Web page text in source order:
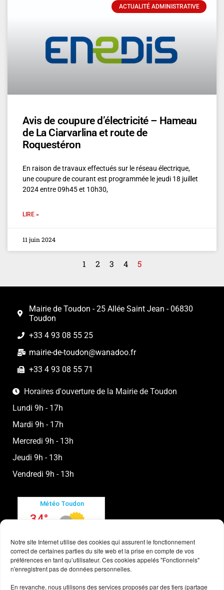
Notre site Internet utilise des cookies qui assurent le fonctionnement
correct de certaines parties du site web et la prise en compte de vos
préférences en tant qu’utilisateur. Ces cookies appelés "Fonctionnels"
n'enregistrent pas de données personnelles.
En revanche, nous utilisons des services proposés par des tiers (partage
ACTUALITÉ ADMINISTRATIVE
Avis de coupure d’électricité – Hameau
de La Ciarvarlina et route de
Roquestéron
En raison de travaux effectués sur le réseau électrique,
une coupure de courant est programmée le jeudi 18 juillet
2024 entre 09h45 et 10h30,
LIRE »
11 juin 2024
1 2 3 4 5
Mairie de Toudon - 25 Allée Saint Jean - 06830
Toudon
+33 4 93 08 55 25
mairie-de-toudon@wanadoo.fr
+33 4 93 08 55 71
Horaires d'ouverture de la Mairie de Toudon
Lundi 9h - 17h
Mardi 9h - 17h
Mercredi 9h - 13h
Jeudi 9h - 13h
Vendredi 9h - 13h